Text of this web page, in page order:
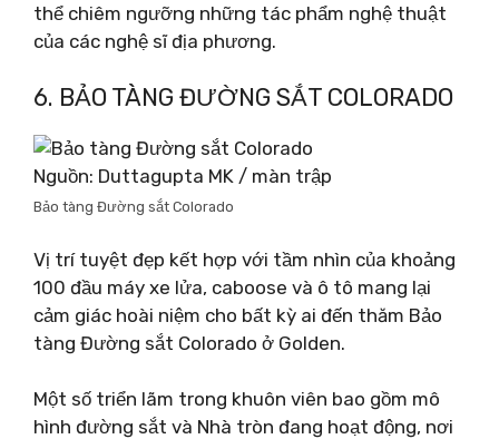
thể chiêm ngưỡng những tác phẩm nghệ thuật
của các nghệ sĩ địa phương.
6. BẢO TÀNG ĐƯỜNG SẮT COLORADO
Nguồn: Duttagupta MK / màn trập
Bảo tàng Đường sắt Colorado
Vị trí tuyệt đẹp kết hợp với tầm nhìn của khoảng
100 đầu máy xe lửa, caboose và ô tô mang lại
cảm giác hoài niệm cho bất kỳ ai đến thăm Bảo
tàng Đường sắt Colorado ở Golden.
Một số triển lãm trong khuôn viên bao gồm mô
hình đường sắt và Nhà tròn đang hoạt động, nơi